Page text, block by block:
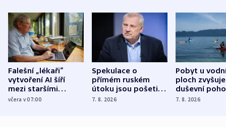
Falešní „lékaři“
vytvoření AI šíří
mezi staršími
Poláky nebezpečné
včera v 07:00
Spekulace o
přímém ruském
útoku jsou pošetilé,
míní estonský
7. 8. 2026
Pobyt u
ploch zvyšuje
duševní
ukázala
7. 8. 2026